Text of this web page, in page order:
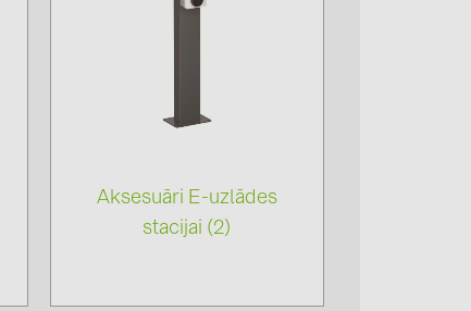
Aksesuāri E-uzlādes
stacijai (2)